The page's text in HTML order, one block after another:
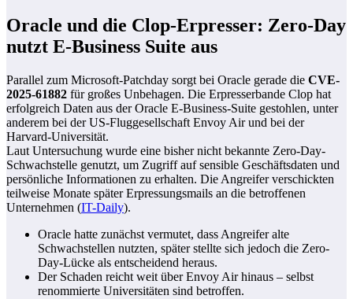
Oracle und die Clop-Erpresser: Zero-Day
nutzt E-Business Suite aus
Parallel zum Microsoft-Patchday sorgt bei Oracle gerade die CVE-
2025-61882 für großes Unbehagen. Die Erpresserbande Clop hat
erfolgreich Daten aus der Oracle E-Business-Suite gestohlen, unter
anderem bei der US-Fluggesellschaft Envoy Air und bei der
Harvard-Universität.
Laut Untersuchung wurde eine bisher nicht bekannte Zero-Day-
Schwachstelle genutzt, um Zugriff auf sensible Geschäftsdaten und
persönliche Informationen zu erhalten. Die Angreifer verschickten
teilweise Monate später Erpressungsmails an die betroffenen
Unternehmen (IT-Daily).
Oracle hatte zunächst vermutet, dass Angreifer alte
Schwachstellen nutzten, später stellte sich jedoch die Zero-
Day-Lücke als entscheidend heraus.
Der Schaden reicht weit über Envoy Air hinaus – selbst
renommierte Universitäten sind betroffen.